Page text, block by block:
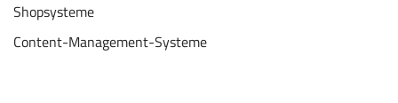
Shopsysteme
Content-Management-Systeme